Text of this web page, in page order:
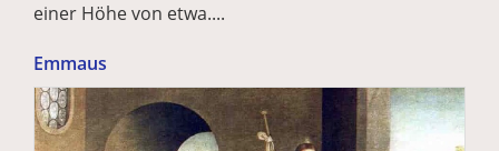
einer Höhe von etwa....
Emmaus